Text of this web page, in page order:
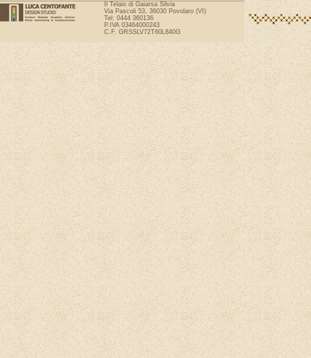
Il Telaio di Gaiarsa Silvia
Via Pascoli 53, 36030 Povolaro (VI)
Tel: 0444 360136
P.IVA 03464000243
C.F. GRSSLV72T60L840G